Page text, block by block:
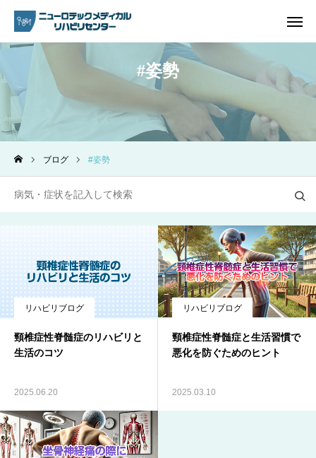
姿勢
ブログ 姿勢
リハビリブログ
頸椎症性脊髄症のリハビリと
生活のコツ
2025.06.20
リハビリブログ
頸椎症性脊髄症と生活習慣で
悪化を防ぐためのヒント
2025.03.10
電話問い合わせ
ホーム
リハビリ内容
よくあるご質問
ご予約
ブログ